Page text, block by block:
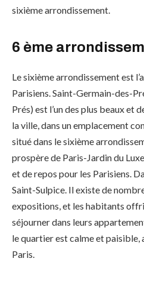
sixième arrondissement.
6 ème
Le sixième arrondissement est
Parisiens. Saint-Germain-des-
Prés) est l’un des plus beaux et
la ville, dans un emplacement
situé dans le sixième
prospère de Paris-Jardin du
et de repos pour les Parisiens.
Saint-Sulpice. Il existe de
expositions, et les habitants
séjourner dans leurs
le quartier est calme et paisible,
Paris.